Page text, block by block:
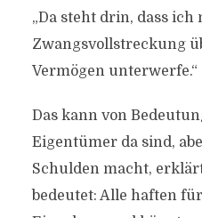
„Da steht drin, dass ich
Zwangsvollstreckung
Vermögen unterwerfe.“
Das kann von
Eigentümer da sind,
Schulden macht,
bedeutet: Alle haften